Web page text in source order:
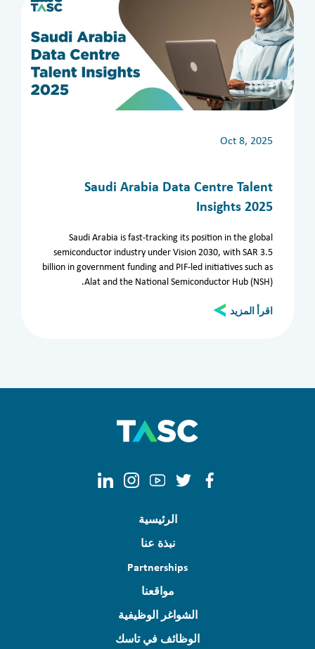
الأرشيف
الأقسام
المدراء Aviation
تقنية المعلومات
المملكة العربية السعودية
invest in Saudi Arabia
Oct 8, 2025
Saudi Arabia Data Centre Talent
Insights 2025
Saudi Arabia is fast-tracking its position in the global
semiconductor industry under Vision 2030, with SAR 3.5
billion in government funding and PIF-led initiatives such as
Alat and the National Semiconductor Hub (NSH).
اقرأ المزيد
الرئيسية
نبذة عنا
Partnerships
مواقعنا
الشواغر الوظيفية
الوظائف في تاسك